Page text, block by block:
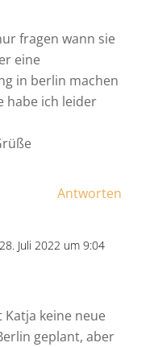
fragen wann sie
eine
in berlin machen
habe ich leider
Antworten
Juli 2022 um 9:04
Katja keine neue
geplant, aber